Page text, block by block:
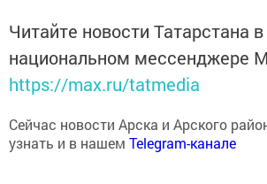
Читайте новости Татарстана в
национальном мессенджере
https://max.ru/tatmedia
Сейчас новости Арска и Арского
узнать и в нашем Telegram-канале